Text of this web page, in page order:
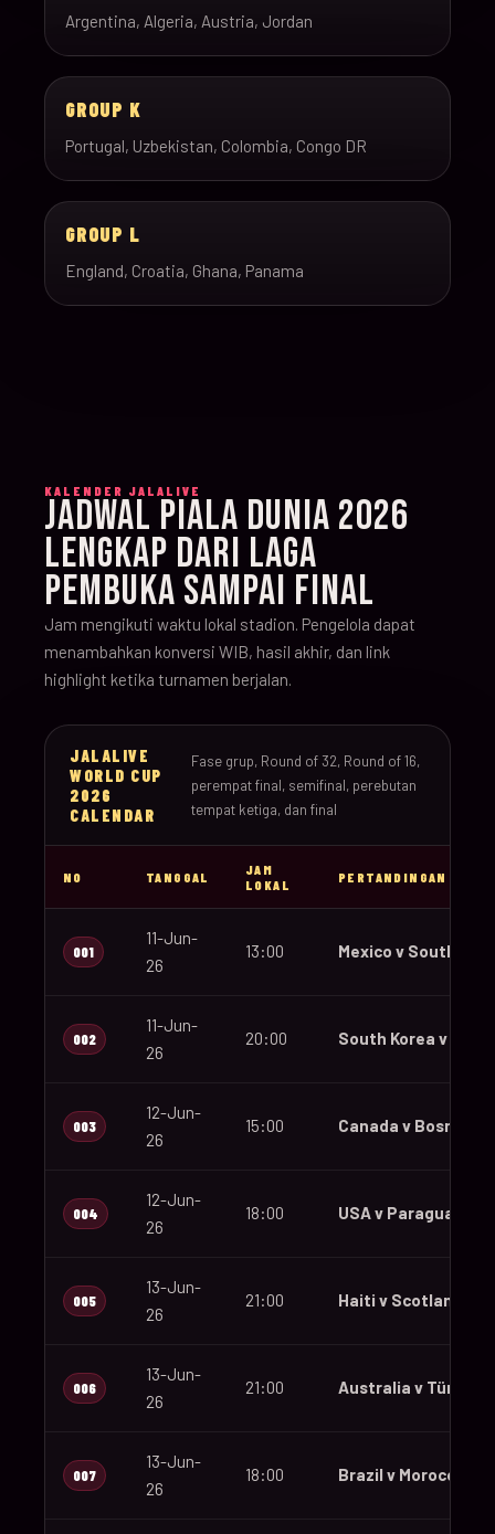
Argentina, Algeria, Austria, Jordan
GROUP K
Portugal, Uzbekistan, Colombia, Congo DR
GROUP L
England, Croatia, Ghana, Panama
KALENDER JALALIVE
JADWAL PIALA DUNIA 2026
LENGKAP DARI LAGA
PEMBUKA SAMPAI FINAL
Jam mengikuti waktu lokal stadion. Pengelola dapat
menambahkan konversi WIB, hasil akhir, dan link
highlight ketika turnamen berjalan.
JALALIVE
WORLD CUP
2026
CALENDAR
Fase grup, Round of 32, Round of 16,
perempat final, semifinal, perebutan
tempat ketiga, dan final
NO TANGGAL
JAM
LOKAL
PERTANDINGAN
001
11-Jun-
26
13:00 Mexico v South
002
11-Jun-
26
20:00 South Korea v
003
12-Jun-
26
15:00 Canada v Bosnia
004
12-Jun-
26
18:00 USA v Paraguay
005
13-Jun-
26
21:00 Haiti v Scotland
006
13-Jun-
26
21:00 Australia v Türkiye
007
13-Jun-
26
18:00 Brazil v Morocco